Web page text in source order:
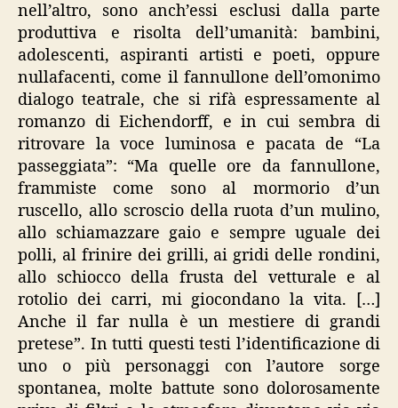
nell’altro, sono anch’essi esclusi dalla parte
produttiva e risolta dell’umanità: bambini,
adolescenti, aspiranti artisti e poeti, oppure
nullafacenti, come il fannullone dell’omonimo
dialogo teatrale, che si rifà espressamente al
romanzo di Eichendorff, e in cui sembra di
ritrovare la voce luminosa e pacata de “La
passeggiata”: “Ma quelle ore da fannullone,
frammiste come sono al mormorio d’un
ruscello, allo scroscio della ruota d’un mulino,
allo schiamazzare gaio e sempre uguale dei
polli, al frinire dei grilli, ai gridi delle rondini,
allo schiocco della frusta del vetturale e al
rotolio dei carri, mi giocondano la vita. […]
Anche il far nulla è un mestiere di grandi
pretese”. In tutti questi testi l’identificazione di
uno o più personaggi con l’autore sorge
spontanea, molte battute sono dolorosamente